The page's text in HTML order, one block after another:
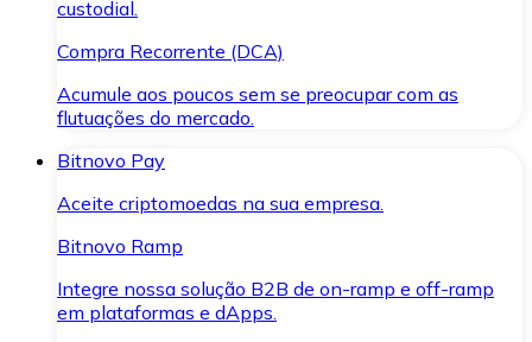
custodial.
Compra Recorrente (DCA)
Acumule aos poucos sem se preocupar com as
flutuações do mercado.
Bitnovo Pay
Aceite criptomoedas na sua empresa.
Bitnovo Ramp
Integre nossa solução B2B de on-ramp e off-ramp
em plataformas e dApps.